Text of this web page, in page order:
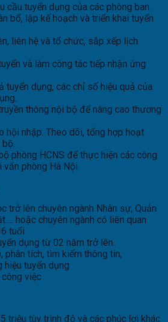
cầu tuyển dụng của các phòng ban
bổ, lập kế hoạch và triển khai tuyển
liên hệ và tổ chức, sắp xếp lịch
và làm công tác tiếp nhận ứng
tuyển dụng, các chỉ số hiệu quả của
thông nội bộ để nâng cao thương
hội nhập. Theo dõi, tổng hợp hoạt
phòng HCNS để thực hiện các công
văn phòng Hà Nội
trở lên chuyên ngành Nhân sự, Quản
hoặc chuyên ngành có liên quan
tuổi
dụng từ 02 năm trở lên.
phân tích, tìm kiếm thông tin,
tuyển dụng
việc
triệu tùy trình độ và các phúc lợi khác